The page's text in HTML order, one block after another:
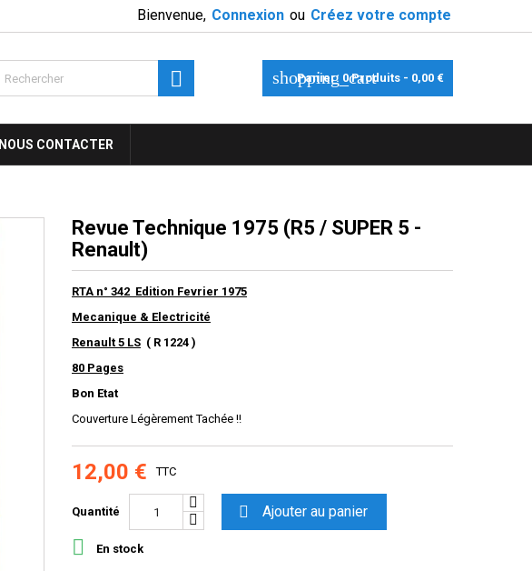
Bienvenue, Connexion ou Créez votre compte
shopping_cart
Panier: 0Produits - 0,00 €

NOUS CONTACTER
Revue Technique 1975 (R5 / SUPER 5 -
Renault)
RTA n° 342 Edition Fevrier 1975
Mecanique & Electricité
Renault 5 LS ( R 1224 )
80 Pages
Bon Etat
Couverture Légèrement Tachée !!
12,00 € TTC
Quantité  Ajouter au panier
 En stock